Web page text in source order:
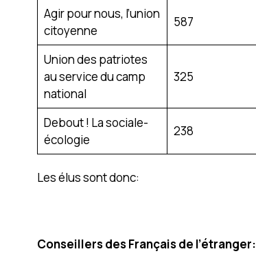
Agir pour nous, l’union
citoyenne
587
Union des patriotes
au service du camp
national
325
Debout ! La sociale-
écologie
238
Les élus sont donc:
Conseillers des Français de l’étranger: